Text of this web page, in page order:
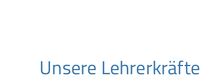
Unsere Lehrerkräfte